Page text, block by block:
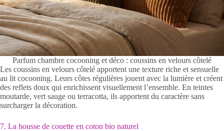
Parfum chambre cocooning et déco : coussins en velours côtelé
Les coussins en velours côtelé apportent une texture riche et sensuelle
au lit cocooning. Leurs côtes régulières jouent avec la lumière et créent
des reflets doux qui enrichissent visuellement l’ensemble. En teintes
moutarde, vert sauge ou terracotta, ils apportent du caractère sans
surcharger la décoration.
7. La housse de couette en coton bio naturel